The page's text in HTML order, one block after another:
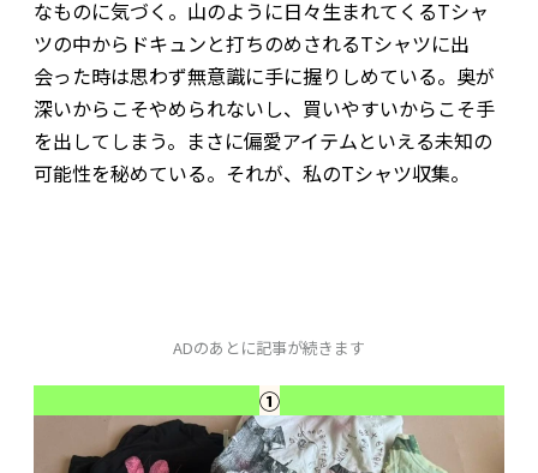
なものに気づく。山のように日々生まれてくるTシャ
ツの中からドキュンと打ちのめされるTシャツに出
会った時は思わず無意識に手に握りしめている。奥が
深いからこそやめられないし、買いやすいからこそ手
を出してしまう。まさに偏愛アイテムといえる未知の
可能性を秘めている。それが、私のTシャツ収集。
ADのあとに記事が続きます
①